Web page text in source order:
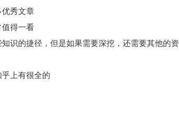
优秀文章
值得一看
知识的捷径，但是如果需要深挖，还需要其他的资
上有很全的